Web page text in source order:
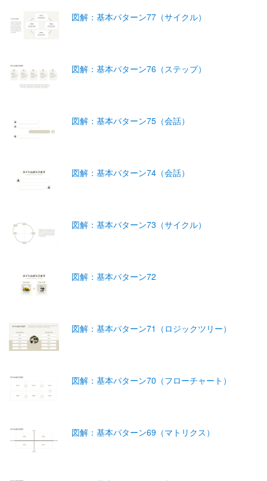
図解：基本パターン77（サイクル）
図解：基本パターン76（ステップ）
図解：基本パターン75（会話）
図解：基本パターン74（会話）
図解：基本パターン73（サイクル）
図解：基本パターン72
図解：基本パターン71（ロジックツリー）
図解：基本パターン70（フローチャート）
図解：基本パターン69（マトリクス）